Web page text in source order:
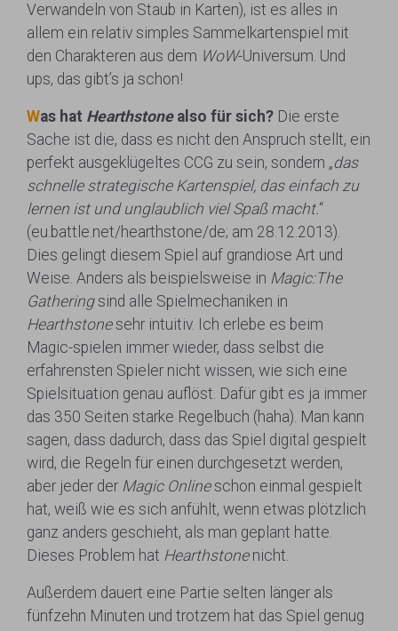
Verwandeln von Staub in Karten), ist es alles in
allem ein relativ simples Sammelkartenspiel mit
den Charakteren aus dem WoW-Universum. Und
ups, das gibt’s ja schon!
Was hat Hearthstonealso für sich? Die erste
Sache ist die, dass es nicht den Anspruch stellt, ein
perfekt ausgeklügeltes CCG zu sein, sondern „das
schnelle strategische Kartenspiel, das einfach zu
lernen ist und unglaublich viel Spaß macht.“
(eu.battle.net/hearthstone/de; am 28.12.2013).
Dies gelingt diesem Spiel auf grandiose Art und
Weise. Anders als beispielsweise in Magic:The
Gatheringsind alle Spielmechaniken in
Hearthstonesehr intuitiv. Ich erlebe es beim
Magic-spielen immer wieder, dass selbst die
erfahrensten Spieler nicht wissen, wie sich eine
Spielsituation genau auflöst. Dafür gibt es ja immer
das 350 Seiten starke Regelbuch (haha). Man kann
sagen, dass dadurch, dass das Spiel digital gespielt
wird, die Regeln für einen durchgesetzt werden,
aber jeder der Magic Onlineschon einmal gespielt
hat, weiß wie es sich anfühlt, wenn etwas plötzlich
ganz anders geschieht, als man geplant hatte.
Dieses Problem hat Hearthstonenicht.
Außerdem dauert eine Partie selten länger als
fünfzehn Minuten und trotzem hat das Spiel genug